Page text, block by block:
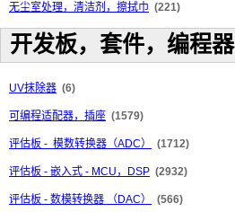
无尘室处理，清洁剂，擦拭巾 (221)
开发板，套件，编程器
UV抹除器 (6)
可编程适配器，插座 (1579)
评估板 - 模数转换器（ADC） (1712)
评估板 - 嵌入式 - MCU，DSP (2932)
评估板 - 数模转换器 （DAC） (566)